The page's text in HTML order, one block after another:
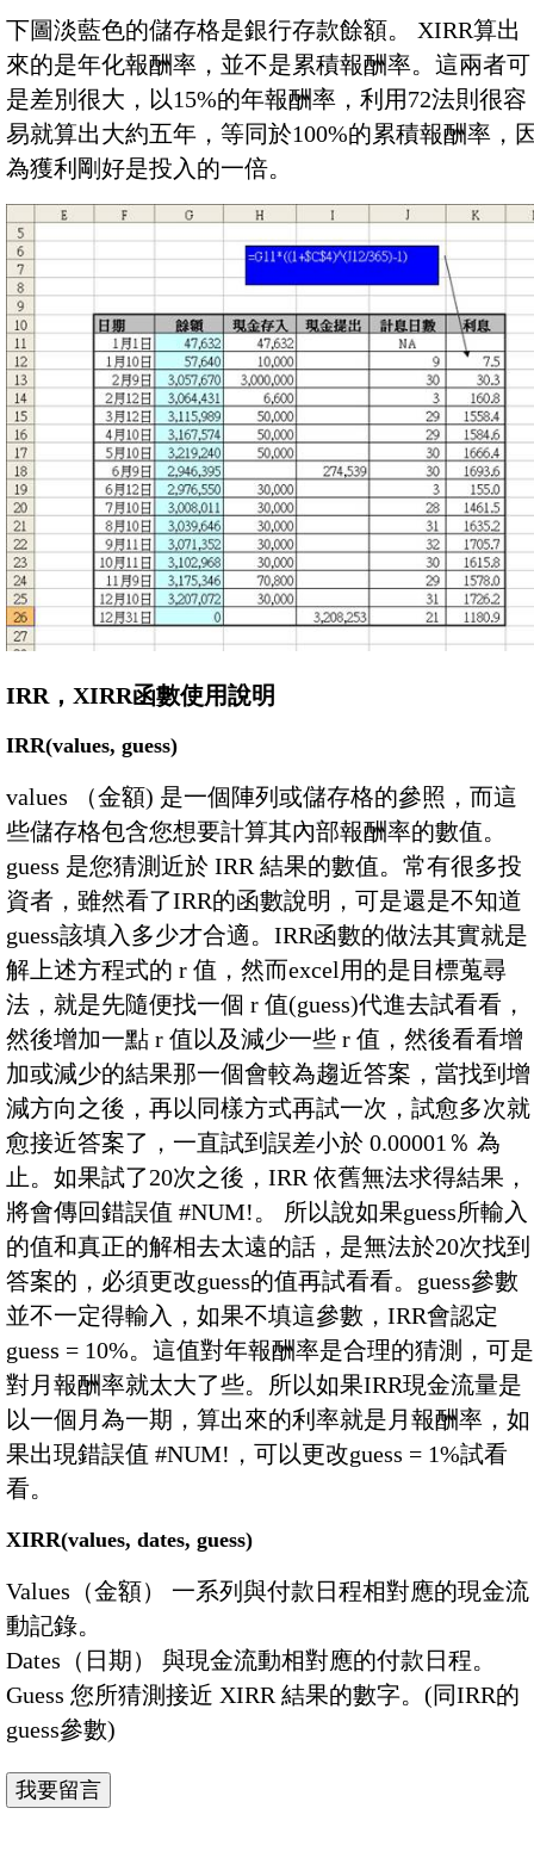
下圖淡藍色的儲存格是銀行存款餘額。 XIRR算出
來的是年化報酬率，並不是累積報酬率。這兩者可
是差別很大，以15%的年報酬率，利用72法則很容
易就算出大約五年，等同於100%的累積報酬率，
為獲利剛好是投入的一倍。
IRR，XIRR函數使用說明
IRR(values, guess)
values （金額) 是一個陣列或儲存格的參照，而這
些儲存格包含您想要計算其內部報酬率的數值。
guess 是您猜測近於 IRR 結果的數值。常有很多投
資者，雖然看了IRR的函數說明，可是還是不知道
guess該填入多少才合適。IRR函數的做法其實就是
解上述方程式的 r 值，然而excel用的是目標蒐尋
法，就是先隨便找一個 r 值(guess)代進去試看看，
然後增加一點 r 值以及減少一些 r 值，然後看看增
加或減少的結果那一個會較為趨近答案，當找到增
減方向之後，再以同樣方式再試一次，試愈多次就
愈接近答案了，一直試到誤差小於 0.00001％ 為
止。如果試了20次之後，IRR 依舊無法求得結果，
將會傳回錯誤值 #NUM!。 所以說如果guess所輸入
的值和真正的解相去太遠的話，是無法於20次找到
答案的，必須更改guess的值再試看看。guess參數
並不一定得輸入，如果不填這參數，IRR會認定
guess = 10%。這值對年報酬率是合理的猜測，可是
對月報酬率就太大了些。所以如果IRR現金流量是
以一個月為一期，算出來的利率就是月報酬率，如
果出現錯誤值 #NUM!，可以更改guess = 1%試看
看。
XIRR(values, dates, guess)
Values（金額） 一系列與付款日程相對應的現金流
動記錄。
Dates（日期） 與現金流動相對應的付款日程。
Guess 您所猜測接近 XIRR 結果的數字。(同IRR的
guess參數)